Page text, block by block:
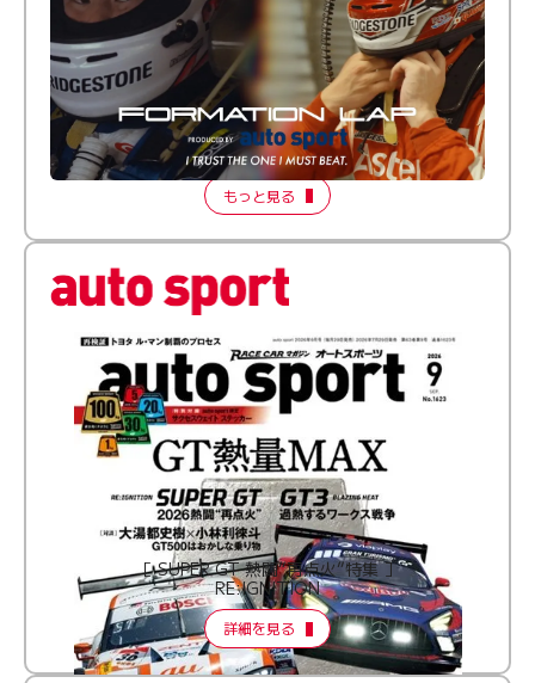
倒す相手を、信じてる。小林利徠斗 × 野村勇斗
【FORMATION LAP Produced by auto sport】
2026 Episode 2
もっと見る
［ SUPER GT 熱闘“再点火”特集 ］
RE:IGNITION
詳細を見る